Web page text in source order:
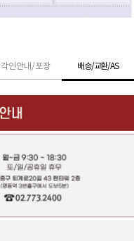
각인안내/포장 배송/교환/AS